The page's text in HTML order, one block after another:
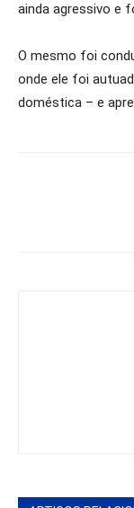
ainda agressivo e
O mesmo foi
onde ele foi
doméstica – e